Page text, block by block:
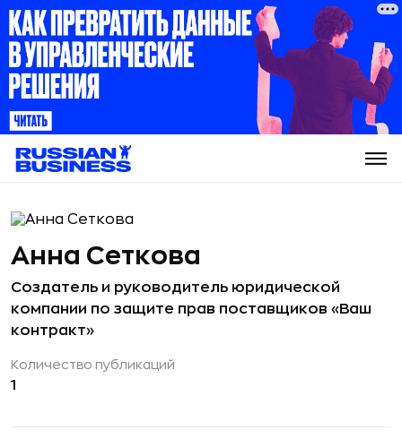
Анна Сеткова
Создатель и руководитель юридической
компании по защите прав поставщиков «Ваш
контракт»
Количество публикаций
1